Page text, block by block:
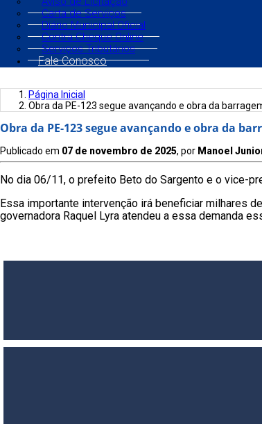
Carta de Serviços
Diário Municipal Oficial
Contra Cheque Online
Serviços Tributários
Fale Conosco
Página Inicial
Obra da PE-123 segue avançando e obra da
Obra da PE-123 segue avançando e obra da
Publicado em 07 de novembro de 2025, por Manoel
No dia 06/11, o prefeito Beto do Sargento e o vice-
Essa importante intervenção irá beneficiar milhares
governadora Raquel Lyra atendeu a essa demanda